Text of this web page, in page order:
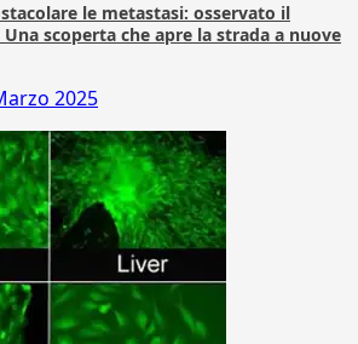
le metastasi: osservato il
scoperta che apre la strada a nuove
2025